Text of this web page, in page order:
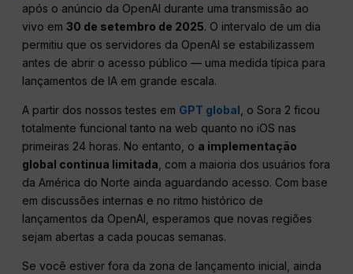
após o anúncio da OpenAI durante uma transmissão ao
vivo em30 de setembro de 2025. O intervalo de um dia
permitiu que os servidores da OpenAI se estabilizassem
antes de abrir o acesso público — uma medida típica para
lançamentos de IA em grande escala.
A partir dos nossos testes em GPT global , o Sora 2 ficou
totalmente funcional tanto na web quanto no iOS nas
primeiras 24 horas. No entanto, o a implementação
global continua limitada , com a maioria dos usuários fora
da América do Norte ainda aguardando acesso. Com base
em discussões internas e no ritmo histórico de
lançamentos da OpenAI, esperamos que novas regiões
sejam abertas a cada poucas semanas.
Se você estiver fora da zona de lançamento inicial, ainda